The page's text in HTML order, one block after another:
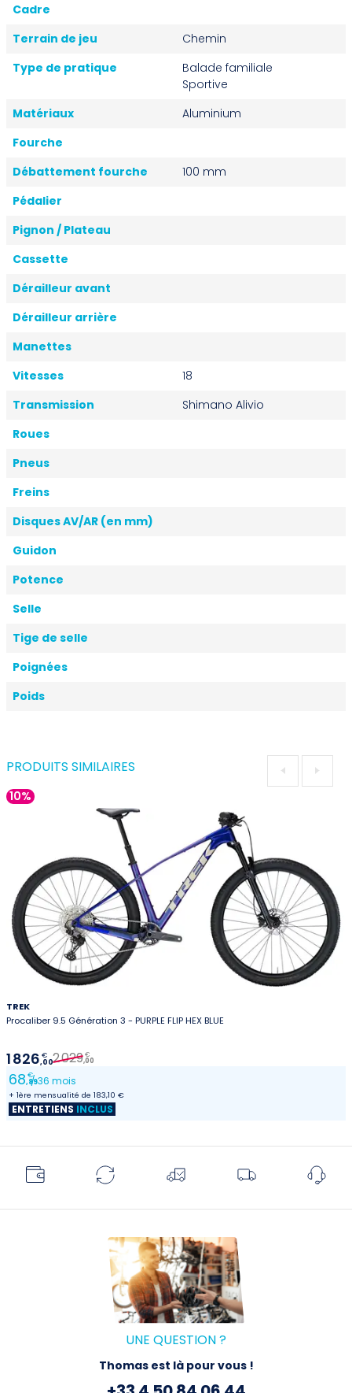
Cadre
Terrain de jeu
Chemin
Type de pratique
Balade familiale
Sportive
Matériaux
Aluminium
Fourche
Débattement fourche
100 mm
Pédalier
Pignon / Plateau
Cassette
Dérailleur avant
Dérailleur arrière
Manettes
Vitesses
18
Transmission
Shimano Alivio
Roues
Pneus
Freins
Disques AV/AR (en mm)
Guidon
Potence
Selle
Tige de selle
Poignées
Poids
PRODUITS SIMILAIRES
10%
TREK
Procaliber 9.5 Génération 3 - PURPLE FLIP HEX BLUE
1 826,00
€ 2 029,00
€
68,89
€/ 36 mois
+ 1ère mensualité de 183,10 €
ENTRETIENS INCLUS
UNE QUESTION ?
Thomas est là pour vous !